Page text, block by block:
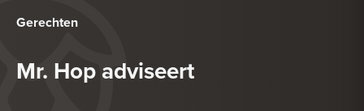
Gerechten
Mr. Hop adviseert